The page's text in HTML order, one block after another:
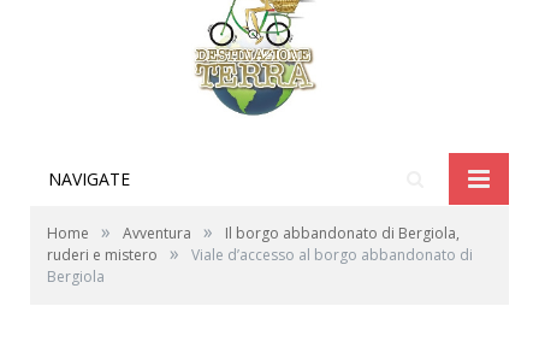
NAVIGATE
Home » Avventura »
Il borgo abbandonato di Bergiola,
ruderi e mistero
»
Viale d’accesso al borgo abbandonato di
Bergiola